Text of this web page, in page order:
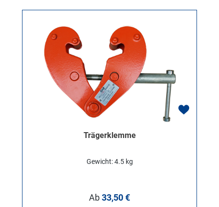
Trägerklemme
Gewicht: 4.5 kg
Regulärer Preis:
Ab33,50 €